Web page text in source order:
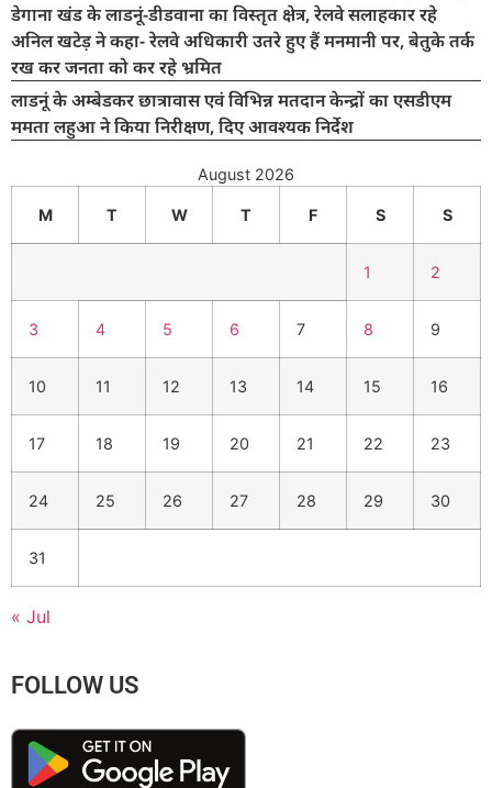
डेगाना खंड के लाडनूं-डीडवाना का विस्तृत क्षेत्र, रेलवे सलाहकार रहे
अनिल खटेड़ ने कहा- रेलवे अधिकारी उतरे हुए हैं मनमानी पर, बेतुके तर्क
रख कर जनता को कर रहे भ्रमित
लाडनूं के अम्बेडकर छात्रावास एवं विभिन्न मतदान केन्द्रों का एसडीएम
ममता लहुआ ने किया निरीक्षण, दिए आवश्यक निर्देश
August 2026
M T W T F S S
1 2
3 4 5 6 7 8 9
10 11 12 13 14 15 16
17 18 19 20 21 22 23
24 25 26 27 28 29 30
31
« Jul
FOLLOW US